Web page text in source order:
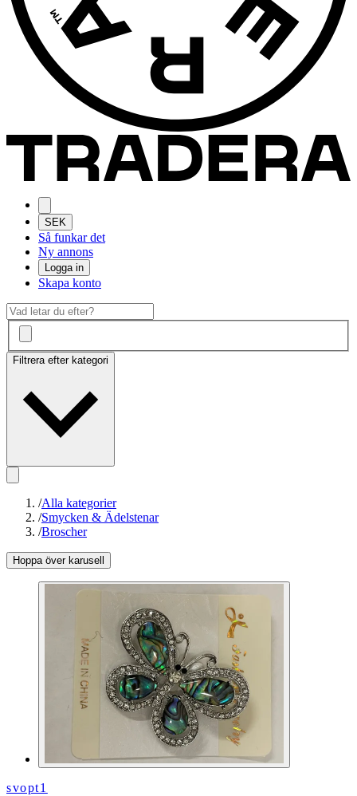
SEK
Så funkar det
Ny annons
Logga in
Skapa konto
Filtrera efter kategori
/Alla kategorier
/Smycken & Ädelstenar
/Broscher
Hoppa över karusell
svopt1